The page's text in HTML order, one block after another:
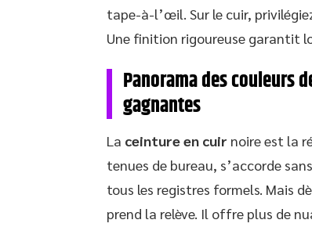
tape-à-l’œil. Sur le cuir,
Une finition rigoureuse garantit
Panorama des couleurs
gagnantes
La ceinture en cuir noire est la
tenues de bureau, s’accorde
tous les registres formels. Mais
prend la relève. Il offre plus de